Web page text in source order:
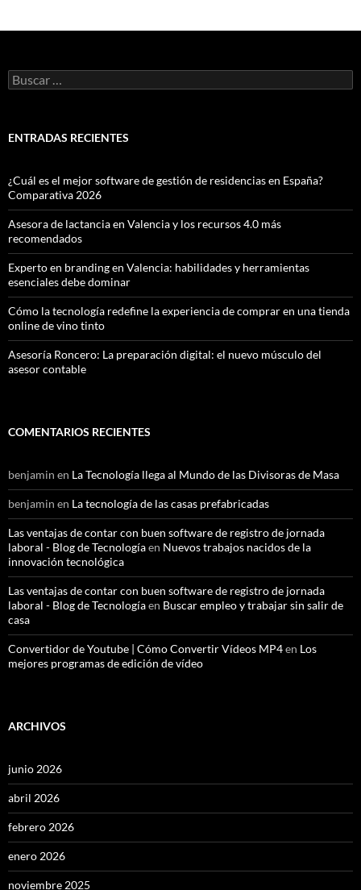
Buscar:
ENTRADAS RECIENTES
¿Cuál es el mejor software de gestión de residencias en España?
Comparativa 2026
Asesora de lactancia en Valencia y los recursos 4.0 más
recomendados
Experto en branding en Valencia: habilidades y herramientas
esenciales debe dominar
Cómo la tecnología redefine la experiencia de comprar en una tienda
online de vino tinto
Asesoría Roncero: La preparación digital: el nuevo músculo del
asesor contable
COMENTARIOS RECIENTES
benjamin en La Tecnología llega al Mundo de las Divisoras de Masa
benjamin en La tecnología de las casas prefabricadas
Las ventajas de contar con buen software de registro de jornada
laboral - Blog de Tecnologíaen Nuevos trabajos nacidos de la
innovación tecnológica
Las ventajas de contar con buen software de registro de jornada
laboral - Blog de Tecnologíaen Buscar empleo y trabajar sin salir de
casa
Convertidor de Youtube | Cómo Convertir Vídeos MP4en Los
mejores programas de edición de vídeo
ARCHIVOS
junio 2026
abril 2026
febrero 2026
enero 2026
noviembre 2025